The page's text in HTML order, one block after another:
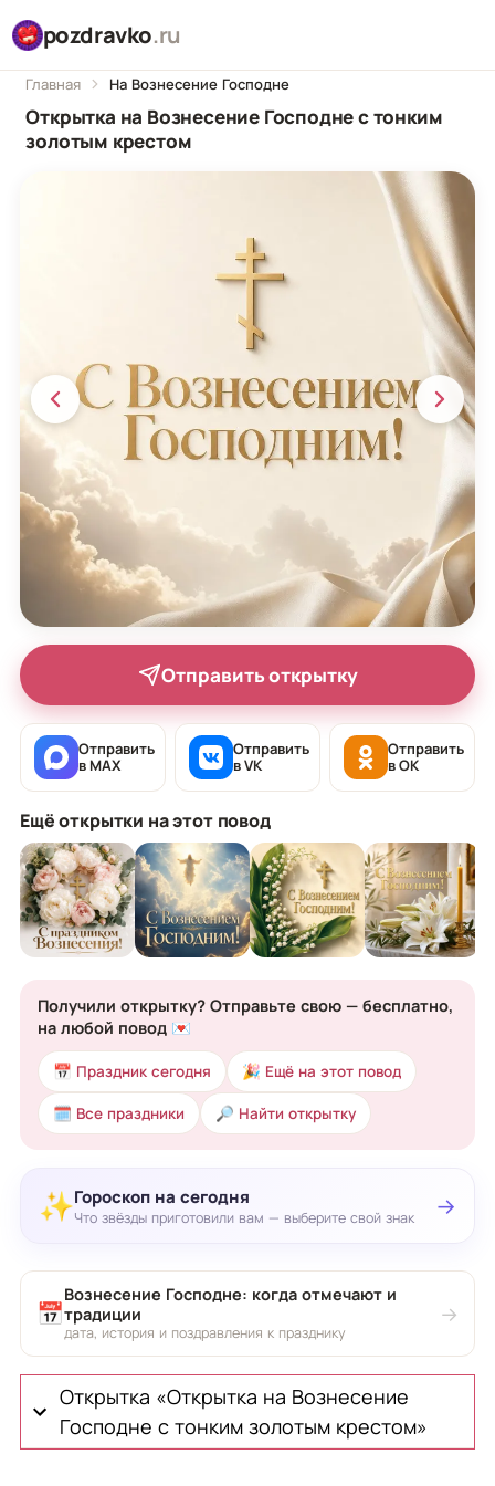
pozdravko.ru
Главная На Вознесение Господне
Открытка на Вознесение Господне с тонким
золотым крестом
Отправить открытку
Отправить
в MAX
Отправить
в VK
Отправить
в OK
Ещё открытки на этот повод
Получили открытку? Отправьте свою — бесплатно,
на любой повод 💌
📅 Праздник сегодня 🎉 Ещё на этот повод
🗓 Все праздники 🔎 Найти открытку
✨Гороскоп на сегодня
Что звёзды приготовили вам — выберите свой знак →
📅
Вознесение Господне: когда отмечают и
традиции
дата, история и поздравления к празднику
→
Открытка «Открытка на Вознесение
Господне с тонким золотым крестом»